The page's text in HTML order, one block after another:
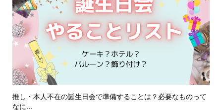
推し・本人不在の誕生日会で準備することは？必要なものって
なに...